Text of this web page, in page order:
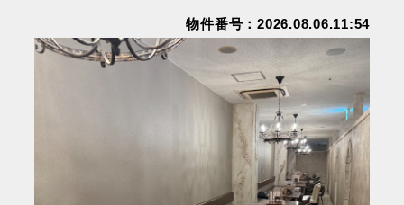
物件番号：2026.08.06.11:54